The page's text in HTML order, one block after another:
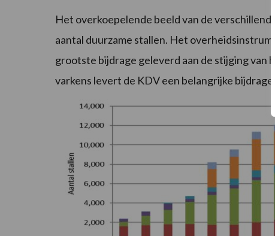
Het overkoepelende beeld van de
aantal duurzame stallen. Het
grootste bijdrage geleverd aan de stijging van
varkens levert de KDV een belangrijke bijdrage.